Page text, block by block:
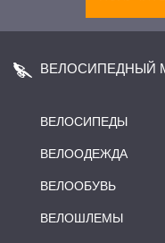
ВЕЛОСИПЕДНЫЙ
ВЕЛОСИПЕДЫ
ВЕЛООДЕЖДА
ВЕЛООБУВЬ
ВЕЛОШЛЕМЫ